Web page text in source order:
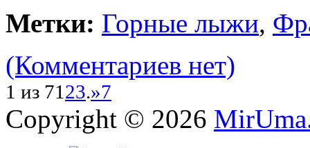
Метки: Горные лыжи,
(Комментариев нет)
1 из 71 23.»7
Copyright © 2026